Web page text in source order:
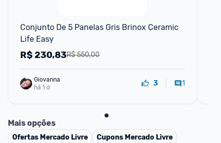
Conjunto De 5 Panelas Gris Brinox Ceramic
Life Easy
R$ 550,00
R$230,83
Giovanna
há 1 d
3 1
Mais opções
Ofertas Mercado Livre Cupons Mercado Livre